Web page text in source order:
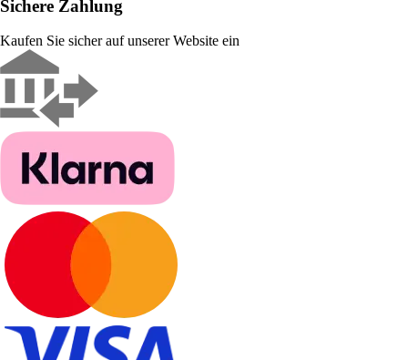
Sichere Zahlung
Kaufen Sie sicher auf unserer Website ein